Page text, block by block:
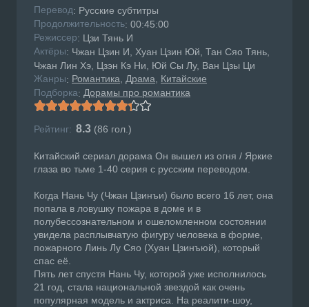
Перевод: Русские субтитры
Продолжительность: 00:45:00
Режисcер: Цзи Тянь И
Актёры: Чжан Цзин И, Хуан Цзин Юй, Тан Сяо Тянь,
Чжан Лин Хэ, Цзэн Кэ Ни, Юй Сы Лу, Ван Цзы Ци
Жанры: Романтика Драма Китайские
Подборка: Дорамы про романтика
Рейтинг: 8.3 (86 гол.)
Китайский сериал дорама Он вышел из огня / Яркие
глаза во тьме 1-40 серия с русским переводом.
Когда Нань Чу (Чжан Цзинъи) было всего 16 лет, она
попала в ловушку пожара в доме и в
полубессознательном и ошеломленном состоянии
увидела расплывчатую фигуру человека в форме,
пожарного Линь Лу Сяо (Хуан Цзинъюй), который
спас её.
Пять лет спустя Нань Чу, которой уже исполнилось
21 год, стала национальной звездой как очень
популярная модель и актриса. На реалити-шоу,